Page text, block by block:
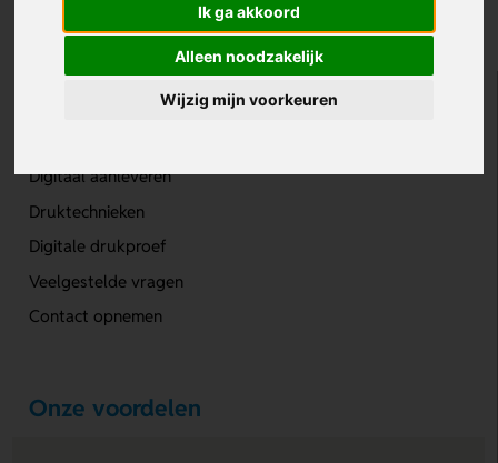
Ik ga akkoord
Alleen noodzakelijk
Wijzig mijn voorkeuren
Meer informatie
Digitaal aanleveren
Druktechnieken
Digitale drukproef
Veelgestelde vragen
Contact opnemen
Onze voordelen